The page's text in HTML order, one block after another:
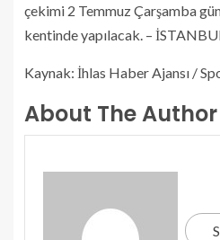
çekimi 2 Temmuz Çarşamba
kentinde yapılacak. –
Kaynak: İhlas Haber Ajansı /
About The Author